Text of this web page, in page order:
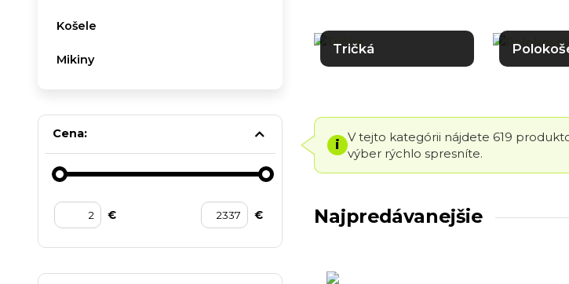
Tričká
i
V tejto kategórii nájdete 619
výber rýchlo spresníte.
Najpredávanejšie
Košele
Mikiny
Cena:
€ €